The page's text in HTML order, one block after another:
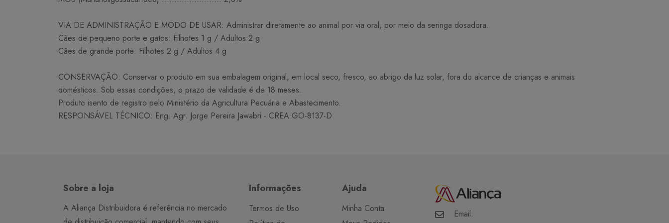
VIA DE ADMINISTRAÇÃO E MODO DE USAR: Administrar diretamente ao animal por via oral, por meio da seringa dosadora.
Cães de pequeno porte e gatos: Filhotes 1 g / Adultos 2 g
Cães de grande porte: Filhotes 2 g / Adultos 4 g
CONSERVAÇÃO: Conservar o produto em sua embalagem original, em local seco, fresco, ao abrigo da luz solar, fora do alcance de crianças e animais
domésticos. Sob essas condições, o prazo de validade é de 18 meses.
Produto isento de registro pelo Ministério da Agricultura Pecuária e Abastecimento.
RESPONSÁVEL TÉCNICO: Eng. Agr. Jorge Pereira Jawabri - CREA GO-8137-D
Sobre a loja
A Aliança Distribuidora é referência no mercado
Informações
Termos de Uso
Ajuda
Minha Conta
Email: